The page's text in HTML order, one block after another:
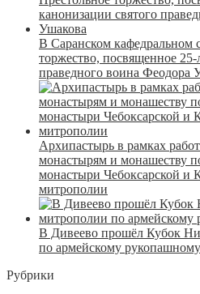
В Саранском кафедральном
торжество, посвященное
праведного воина Феодора
Архипастырь в рамках
монастырям и монашеству
монастыри Чебоксарской и
митрополии
В Дивеево прошёл Кубок
по армейскому
Рубрики